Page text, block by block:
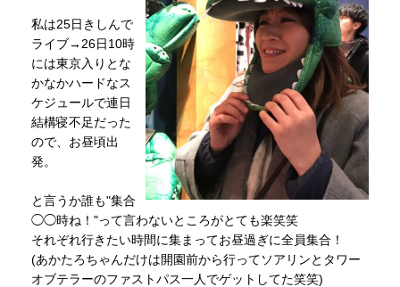
私は25日きしんで
ライブ→26日10時
には東京入りとな
かなかハードなス
ケジュールで連日
結構寝不足だった
ので、お昼頃出
発。
と言うか誰も"集合
◯◯時ね！"って言わないところがとても楽笑笑
それぞれ行きたい時間に集まってお昼過ぎに全員集合！
(あかたろちゃんだけは開園前から行ってソアリンとタワー
オブテラーのファストパス一人でゲットしてた笑笑)